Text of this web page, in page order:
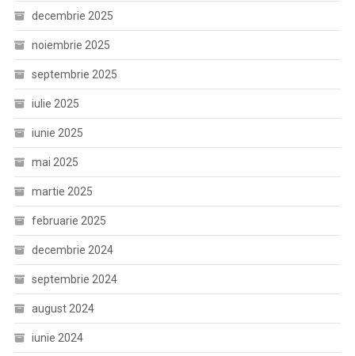
decembrie 2025
noiembrie 2025
septembrie 2025
iulie 2025
iunie 2025
mai 2025
martie 2025
februarie 2025
decembrie 2024
septembrie 2024
august 2024
iunie 2024